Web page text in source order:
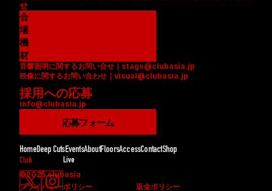
せ
会
場
資
料
(
P
D
F
機
材
リ
ス
ト
(
D
F
)
音響照明に関するお問い合せ｜stage@clubasia.jp
映像に関するお問い合わせ｜visual@clubasia.jp
採用への応募
info@clubasia.jp
応募フォーム
HomeDeep CutsEventsAboutFloorsAccessContactShop
Club Live
©2025 clubasia
プライバシーポリシー
返金ポリシー